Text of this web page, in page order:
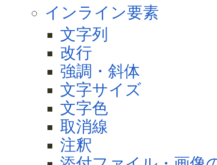
インライン要素
文字列
改行
強調・斜体
文字サイズ
文字色
取消線
注釈